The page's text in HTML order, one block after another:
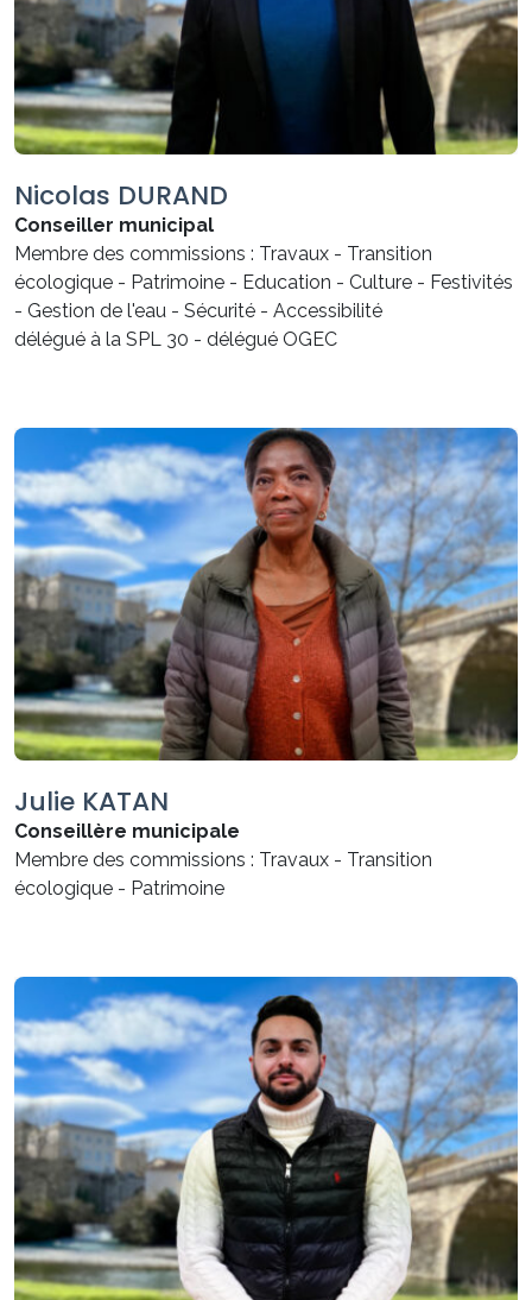
Nicolas DURAND
Conseiller municipal
Membre des commissions : Travaux - Transition
écologique - Patrimoine - Education - Culture - Festivités
- Gestion de l'eau - Sécurité - Accessibilité
délégué à la SPL 30 - délégué OGEC
Julie KATAN
Conseillère municipale
Membre des commissions : Travaux - Transition
écologique - Patrimoine